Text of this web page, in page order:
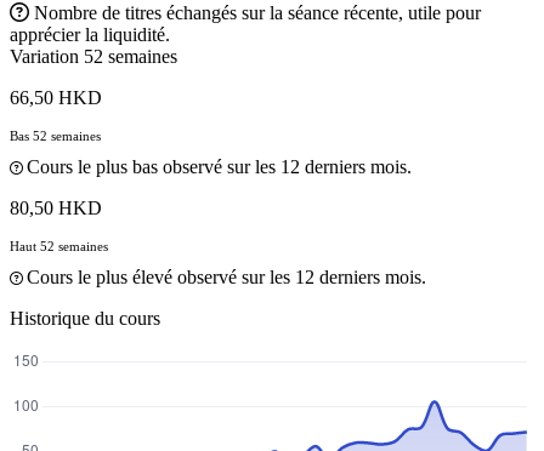
Nombre de titres échangés sur la séance récente, utile pour
apprécier la liquidité.
Variation 52 semaines
66,50 HKD
Bas 52 semaines
Cours le plus bas observé sur les 12 derniers mois.
80,50 HKD
Haut 52 semaines
Cours le plus élevé observé sur les 12 derniers mois.
Historique du cours